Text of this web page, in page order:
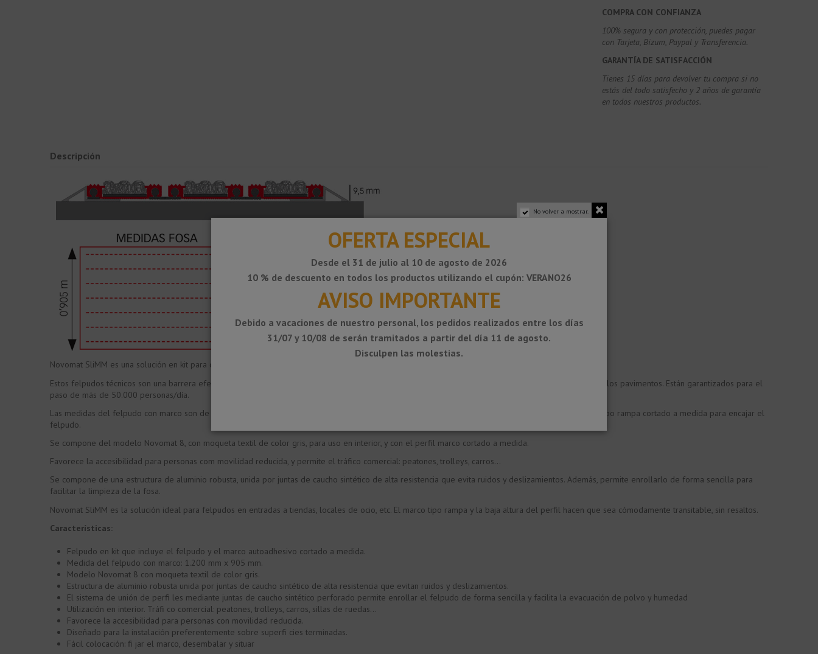
COMPRA CON CONFIANZA
100% segura y con protección, puedes pagar
con Tarjeta, Bizum, Paypal y Transferencia.
GARANTÍA DE SATISFACCIÓN
Tienes 15 días para devolver tu compra si no
estás del todo satisfecho y 2 años de garantía
en todos nuestros productos.
Descripción
Novomat SliMM es una solución en kit para colocación en superficie, donde no haya foso y no se pueda invertir en obras.
Estos felpudos técnicos son una barrera efectiva para evitar la entrada de polvo, humedad y suciedad, ofreciendo la máxima protección y durabilidad a los pavimentos. Están garantizados para el
paso de más de 50.000 personas/día.
Las medidas del felpudo con marco son de 1200x905 mm y se sirve con moqueta textil de color gris. Se suministra con el perfil marco autoadhesivo tipo rampa cortado a medida para encajar el
felpudo.
Se compone del modelo Novomat 8, con moqueta textil de color gris, para uso en interior, y con el perfil marco cortado a medida.
Favorece la accesibilidad para personas com movilidad reducida, y permite el tráfico comercial: peatones, trolleys, carros...
Se compone de una estructura de aluminio robusta, unida por juntas de caucho sintético de alta resistencia que evita ruidos y deslizamientos. Además, permite enrollarlo de forma sencilla para
facilitar la limpieza de la fosa.
Novomat SliMM es la solución ideal para felpudos en entradas a tiendas, locales de ocio, etc. El marco tipo rampa y la baja altura del perfil hacen que sea cómodamente transitable, sin resaltos.
Características:
Felpudo en kit que incluye el felpudo y el marco autoadhesivo cortado a medida.
Medida del felpudo con marco: 1.200 mm x 905 mm.
Modelo Novomat 8 con moqueta textil de color gris.
Estructura de aluminio robusta unida por juntas de caucho sintético de alta resistencia que evitan ruidos y deslizamientos.
El sistema de unión de perfi les mediante juntas de caucho sintético perforado permite enrollar el felpudo de forma sencilla y facilita la evacuación de polvo y humedad
Utilización en interior. Tráfi co comercial: peatones, trolleys, carros, sillas de ruedas…
Favorece la accesibilidad para personas con movilidad reducida.
Diseñado para la instalación preferentemente sobre superfi cies terminadas.
Fácil colocación: fi jar el marco, desembalar y situar
No volver a mostrar.
OFERTA ESPECIAL
Desde el 31 de julio al 10 de agosto de 2026
10 % de descuento en todos los productos utilizando el cupón: VERANO26
AVISO IMPORTANTE
Debido a vacaciones de nuestro personal, los pedidos realizados entre los días
31/07 y 10/08 de serán tramitados a partir del día 11 de agosto.
Disculpen las molestias.